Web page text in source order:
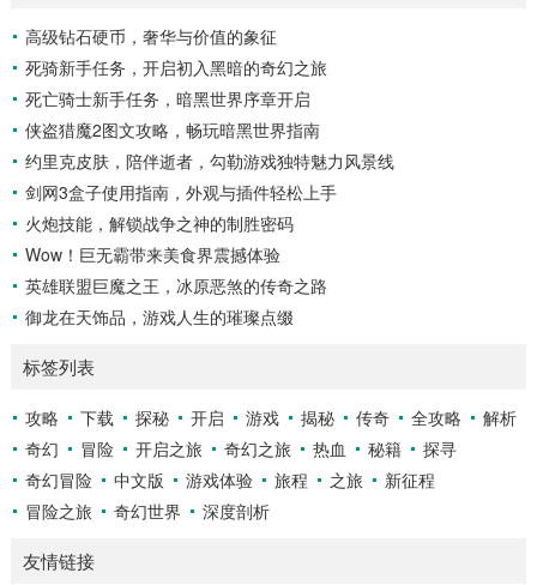
滑球，击球手需要在极短的时间内，准确判断球的速度、方向
和落点，然后调整自己的击球动作，这不仅要求击球手具备出
色的视力和反应能力,更需要大量的训练来培养对球...
高级钻石硬币，奢华与价值的象征
死骑新手任务，开启初入黑暗的奇幻之旅
死亡骑士新手任务，暗黑世界序章开启
侠盗猎魔2图文攻略，畅玩暗黑世界指南
约里克皮肤，陪伴逝者，勾勒游戏独特魅力风景线
剑网3盒子使用指南，外观与插件轻松上手
火炮技能，解锁战争之神的制胜密码
Wow！巨无霸带来美食界震撼体验
英雄联盟巨魔之王，冰原恶煞的传奇之路
御龙在天饰品，游戏人生的璀璨点缀
标签列表
攻略 下载 探秘 开启 游戏 揭秘 传奇 全攻略
解析
奇幻
冒险 开启之旅 奇幻之旅 热血 秘籍
探寻
奇幻冒险
中文版 游戏体验 旅程 之旅
新征程
冒险之旅
奇幻世界 深度剖析
友情链接